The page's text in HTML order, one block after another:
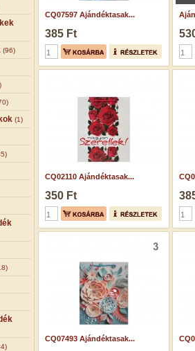
(96)
(1)
CQ07597 Ajándéktasak...
385 Ft
CQ02110 Ajándéktasak...
350 Ft
CQ07493 Ajándéktasak...